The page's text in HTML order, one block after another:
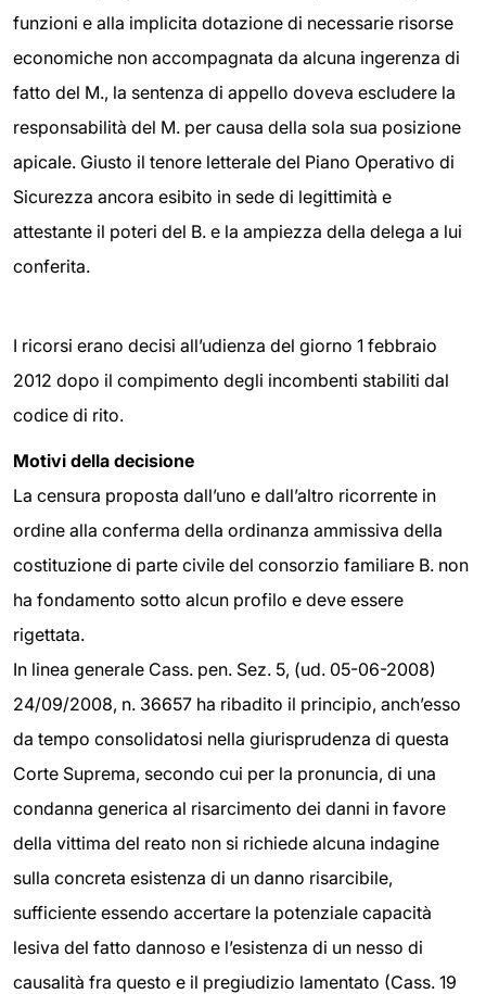
funzioni e alla implicita dotazione di necessarie risorse
economiche non accompagnata da alcuna ingerenza di
fatto del M., la sentenza di appello doveva escludere la
responsabilità del M. per causa della sola sua posizione
apicale. Giusto il tenore letterale del Piano Operativo di
Sicurezza ancora esibito in sede di legittimità e
attestante il poteri del B. e la ampiezza della delega a lui
conferita.
I ricorsi erano decisi all’udienza del giorno 1 febbraio
2012 dopo il compimento degli incombenti stabiliti dal
codice di rito.
Motivi della decisione
La censura proposta dall’uno e dall’altro ricorrente in
ordine alla conferma della ordinanza ammissiva della
costituzione di parte civile del consorzio familiare B. non
ha fondamento sotto alcun profilo e deve essere
rigettata.
In linea generale Cass. pen. Sez. 5, (ud. 05-06-2008)
24/09/2008, n. 36657 ha ribadito il principio, anch’esso
da tempo consolidatosi nella giurisprudenza di questa
Corte Suprema, secondo cui per la pronuncia, di una
condanna generica al risarcimento dei danni in favore
della vittima del reato non si richiede alcuna indagine
sulla concreta esistenza di un danno risarcibile,
sufficiente essendo accertare la potenziale capacità
lesiva del fatto dannoso e l’esistenza di un nesso di
causalità fra questo e il pregiudizio lamentato (Cass. 19